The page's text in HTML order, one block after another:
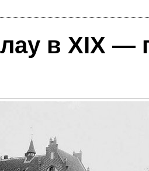
в ХIХ —